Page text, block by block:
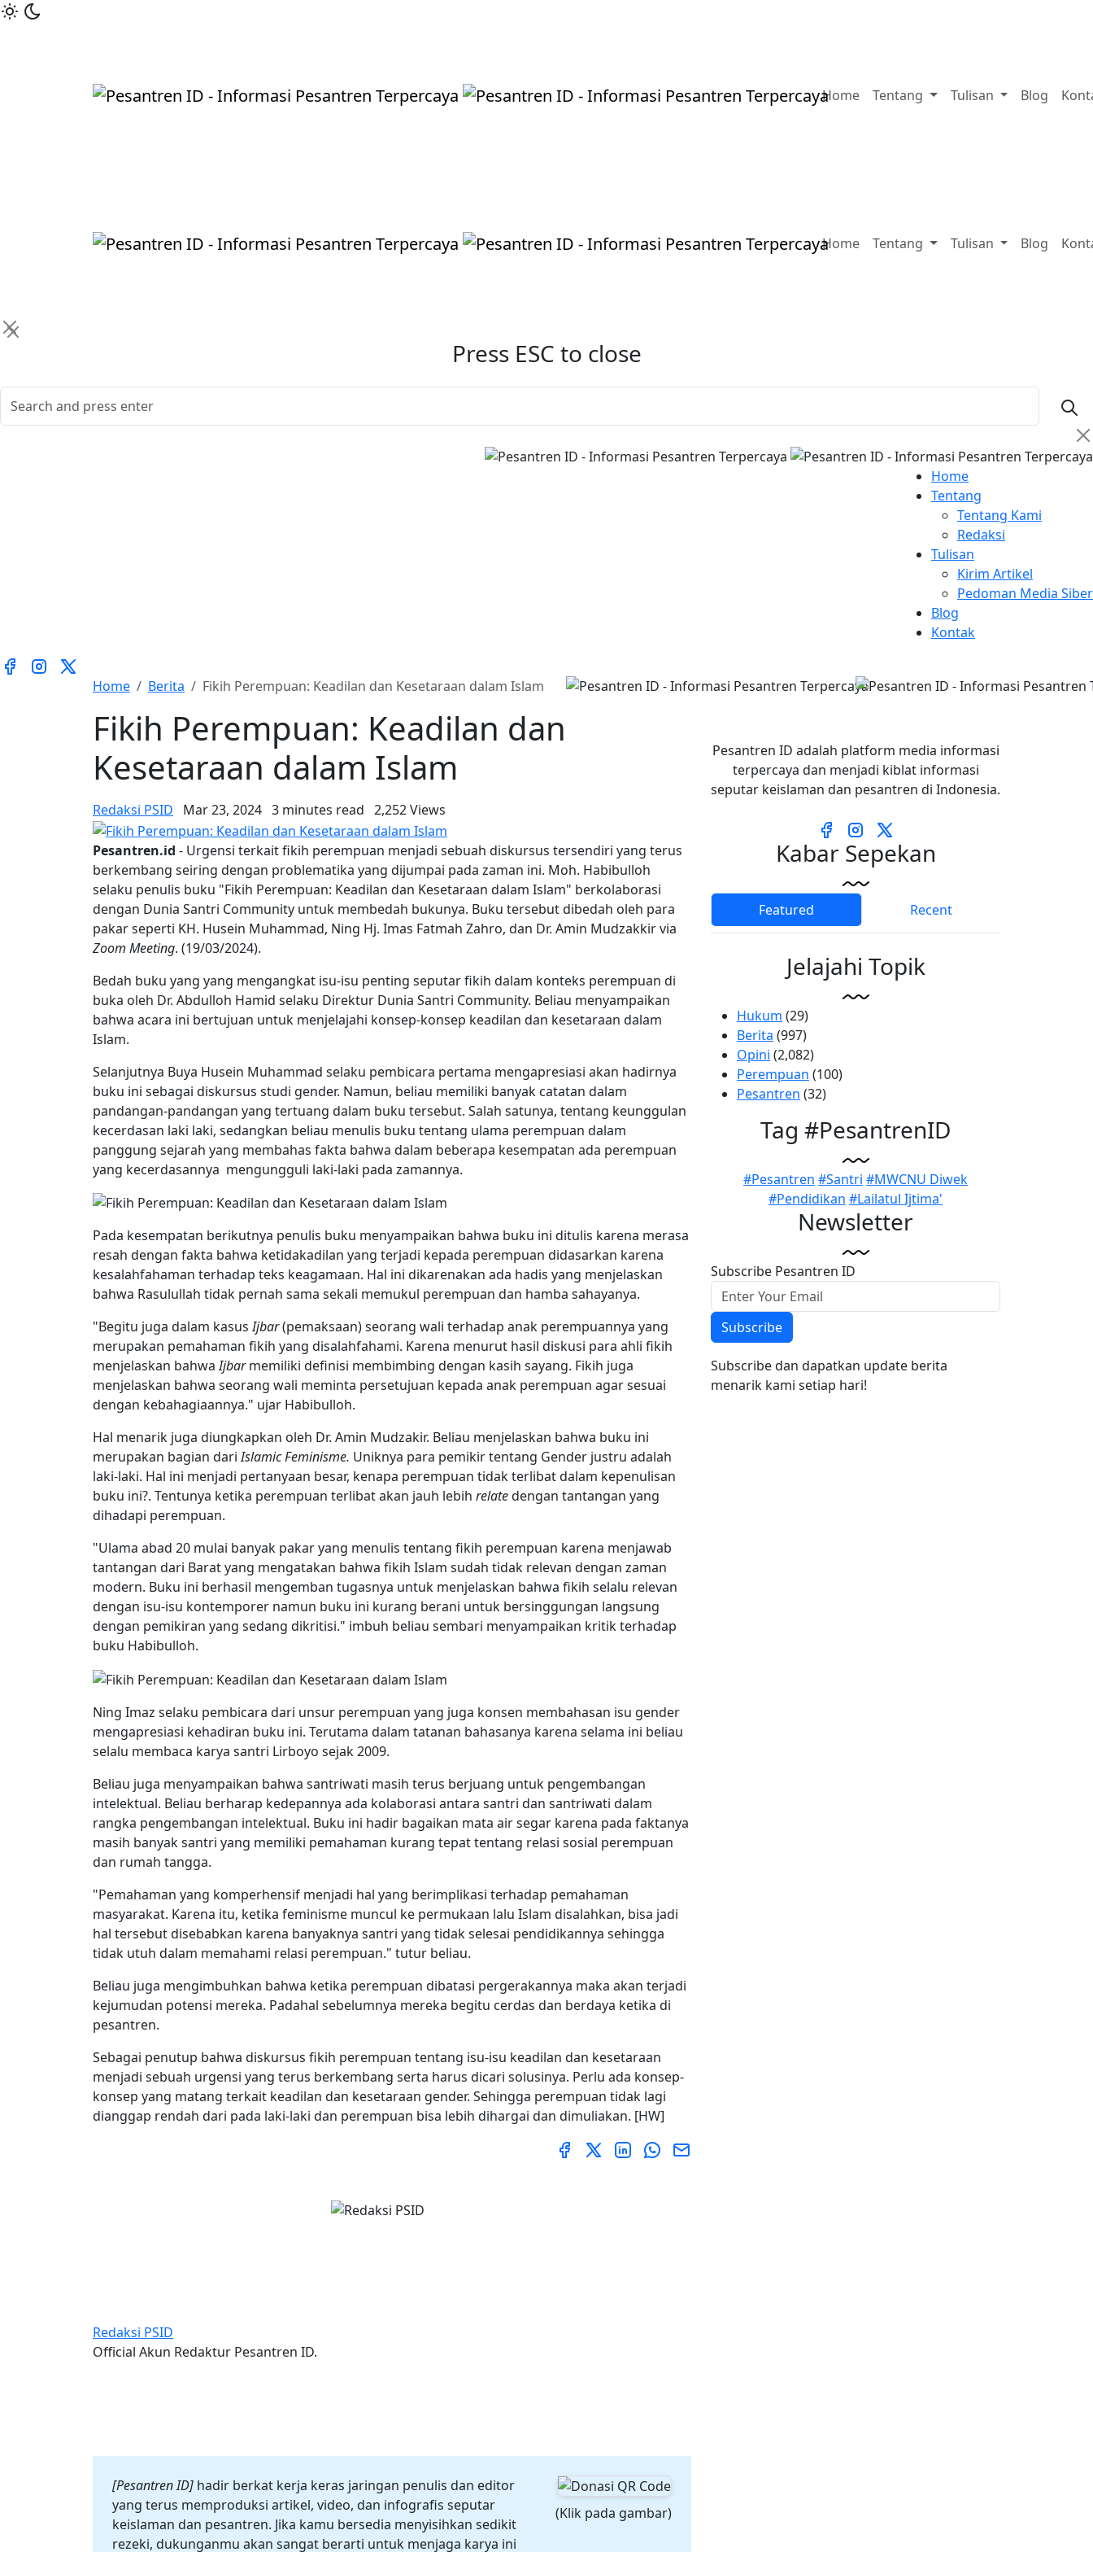
Home Tentang Tulisan Blog
Home Tentang Tulisan Blog
Press ESC to close
Home
Tentang
Tentang Kami
Redaksi
Tulisan
Kirim Artikel
Pedoman Media Siber
Blog
Kontak
Home Berita Fikih Perempuan: Keadilan dan Kesetaraan dalam Islam
Fikih Perempuan: Keadilan dan
Kesetaraan dalam Islam
Redaksi PSID Mar 23, 2024 3 minutes read 2,252 Views
Pesantren.id - Urgensi terkait fikih perempuan menjadi sebuah diskursus tersendiri yang terus
berkembang seiring dengan problematika yang dijumpai pada zaman ini. Moh. Habibulloh
selaku penulis buku "Fikih Perempuan: Keadilan dan Kesetaraan dalam Islam" berkolaborasi
dengan Dunia Santri Community untuk membedah bukunya. Buku tersebut dibedah oleh para
pakar seperti KH. Husein Muhammad, Ning Hj. Imas Fatmah Zahro, dan Dr. Amin Mudzakkir via
Zoom Meeting. (19/03/2024).
Bedah buku yang yang mengangkat isu-isu penting seputar fikih dalam konteks perempuan di
buka oleh Dr. Abdulloh Hamid selaku Direktur Dunia Santri Community. Beliau menyampaikan
bahwa acara ini bertujuan untuk menjelajahi konsep-konsep keadilan dan kesetaraan dalam
Islam.
Selanjutnya Buya Husein Muhammad selaku pembicara pertama mengapresiasi akan hadirnya
buku ini sebagai diskursus studi gender. Namun, beliau memiliki banyak catatan dalam
pandangan-pandangan yang tertuang dalam buku tersebut. Salah satunya, tentang keunggulan
kecerdasan laki laki, sedangkan beliau menulis buku tentang ulama perempuan dalam
panggung sejarah yang membahas fakta bahwa dalam beberapa kesempatan ada perempuan
yang kecerdasannya mengungguli laki-laki pada zamannya.
Pada kesempatan berikutnya penulis buku menyampaikan bahwa buku ini ditulis karena merasa
resah dengan fakta bahwa ketidakadilan yang terjadi kepada perempuan didasarkan karena
kesalahfahaman terhadap teks keagamaan. Hal ini dikarenakan ada hadis yang menjelaskan
bahwa Rasulullah tidak pernah sama sekali memukul perempuan dan hamba sahayanya.
"Begitu juga dalam kasusIjbar(pemaksaan) seorang wali terhadap anak perempuannya yang
merupakan pemahaman fikih yang disalahfahami. Karena menurut hasil diskusi para ahli fikih
menjelaskan bahwaIjbarmemiliki definisi membimbing dengan kasih sayang. Fikih juga
menjelaskan bahwa seorang wali meminta persetujuan kepada anak perempuan agar sesuai
dengan kebahagiaannya." ujar Habibulloh.
Hal menarik juga diungkapkan oleh Dr. Amin Mudzakir. Beliau menjelaskan bahwa buku ini
merupakan bagian dariIslamic Feminisme. Uniknya para pemikir tentang Gender justru adalah
laki-laki. Hal ini menjadi pertanyaan besar, kenapa perempuan tidak terlibat dalam kepenulisan
buku ini?. Tentunya ketika perempuan terlibat akan jauh lebih relatedengan tantangan yang
dihadapi perempuan.
"Ulama abad 20 mulai banyak pakar yang menulis tentang fikih perempuan karena menjawab
tantangan dari Barat yang mengatakan bahwa fikih Islam sudah tidak relevan dengan zaman
modern. Buku ini berhasil mengemban tugasnya untuk menjelaskan bahwa fikih selalu relevan
dengan isu-isu kontemporer namun buku ini kurang berani untuk bersinggungan langsung
dengan pemikiran yang sedang dikritisi." imbuh beliau sembari menyampaikan kritik terhadap
buku Habibulloh.
Ning Imaz selaku pembicara dari unsur perempuan yang juga konsen membahasan isu gender
mengapresiasi kehadiran buku ini. Terutama dalam tatanan bahasanya karena selama ini beliau
selalu membaca karya santri Lirboyo sejak 2009.
Beliau juga menyampaikan bahwa santriwati masih terus berjuang untuk pengembangan
intelektual. Beliau berharap kedepannya ada kolaborasi antara santri dan santriwati dalam
rangka pengembangan intelektual. Buku ini hadir bagaikan mata air segar karena pada faktanya
masih banyak santri yang memiliki pemahaman kurang tepat tentang relasi sosial perempuan
dan rumah tangga.
"Pemahaman yang komperhensif menjadi hal yang berimplikasi terhadap pemahaman
masyarakat. Karena itu, ketika feminisme muncul ke permukaan lalu Islam disalahkan, bisa jadi
hal tersebut disebabkan karena banyaknya santri yang tidak selesai pendidikannya sehingga
tidak utuh dalam memahami relasi perempuan." tutur beliau.
Beliau juga mengimbuhkan bahwa ketika perempuan dibatasi pergerakannya maka akan terjadi
kejumudan potensi mereka. Padahal sebelumnya mereka begitu cerdas dan berdaya ketika di
pesantren.
Sebagai penutup bahwa diskursus fikih perempuan tentang isu-isu keadilan dan kesetaraan
menjadi sebuah urgensi yang terus berkembang serta harus dicari solusinya. Perlu ada konsep-
konsep yang matang terkait keadilan dan kesetaraan gender. Sehingga perempuan tidak lagi
dianggap rendah dari pada laki-laki dan perempuan bisa lebih dihargai dan dimuliakan. [HW]
Redaksi PSID
Official Akun Redaktur Pesantren ID.
[Pesantren ID] hadir berkat kerja keras jaringan penulis dan editor
yang terus memproduksi artikel, video, dan infografis seputar
keislaman dan pesantren. Jika kamu bersedia menyisihkan sedikit
rezeki, dukunganmu akan sangat berarti untuk menjaga karya ini
(Klik pada gambar)
Pesantren ID adalah platform media informasi
terpercaya dan menjadi kiblat informasi
seputar keislaman dan pesantren di Indonesia.
Kabar Sepekan
Featured Recent
Jelajahi Topik
Hukum (29)
Berita (997)
Opini (2,082)
Perempuan (100)
Pesantren (32)
Tag #PesantrenID
#Pesantren #Santri #MWCNU Diwek
#Pendidikan #Lailatul Ijtima'
Newsletter
Subscribe Pesantren ID
Subscribe
Subscribe dan dapatkan update berita
menarik kami setiap hari!